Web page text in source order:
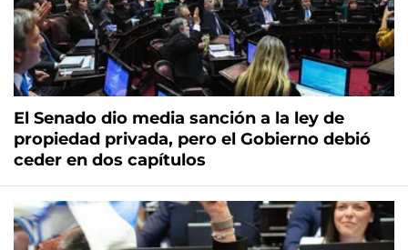
El Senado dio media sanción a la ley de
propiedad privada, pero el Gobierno debió
ceder en dos capítulos